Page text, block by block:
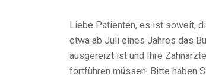
Liebe Patienten, es ist soweit,
etwa ab Juli eines Jahres das
ausgereizt ist und Ihre
fortführen müssen. Bitte haben